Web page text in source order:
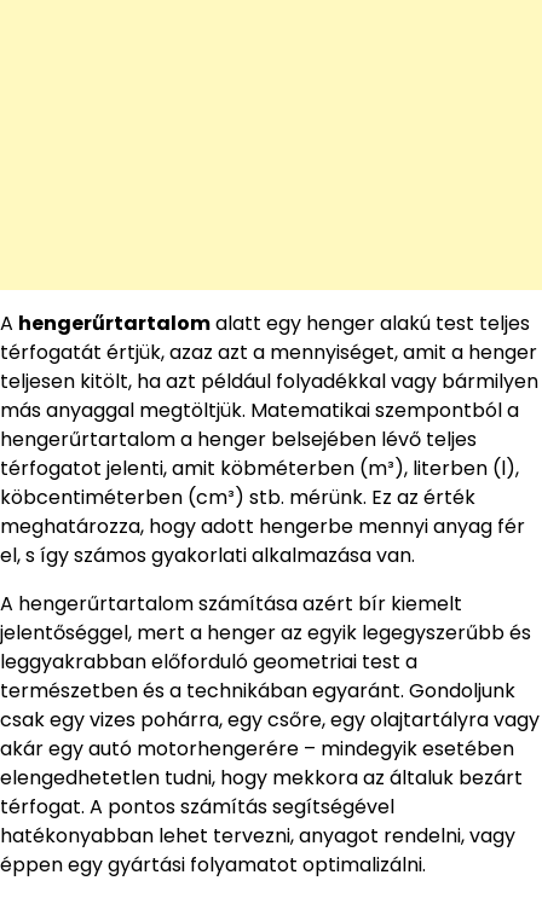
A hengerűrtartalomalatt egy henger alakú test teljes
térfogatát értjük, azaz azt a mennyiséget, amit a henger
teljesen kitölt, ha azt például folyadékkal vagy bármilyen
más anyaggal megtöltjük. Matematikai szempontból a
hengerűrtartalom a henger belsejében lévő teljes
térfogatot jelenti, amit köbméterben (m³), literben (l),
köbcentiméterben (cm³) stb. mérünk. Ez az érték
meghatározza, hogy adott hengerbe mennyi anyag fér
el, s így számos gyakorlati alkalmazása van.
A hengerűrtartalom számítása azért bír kiemelt
jelentőséggel, mert a henger az egyik legegyszerűbb és
leggyakrabban előforduló geometriai test a
természetben és a technikában egyaránt. Gondoljunk
csak egy vizes pohárra, egy csőre, egy olajtartályra vagy
akár egy autó motorhengerére – mindegyik esetében
elengedhetetlen tudni, hogy mekkora az általuk bezárt
térfogat. A pontos számítás segítségével
hatékonyabban lehet tervezni, anyagot rendelni, vagy
éppen egy gyártási folyamatot optimalizálni.